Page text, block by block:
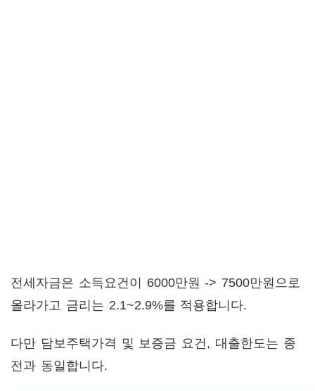
전세자금은 소득요건이 6000만원 -> 7500만원으로
올라가고 금리는 2.1~2.9%를 적용합니다.
다만 담보주택가격 및 보증금 요건, 대출한도는 종
전과 동일합니다.